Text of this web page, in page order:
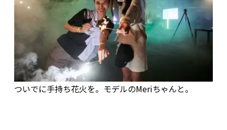
ついでに手持ち花火を。モデルのMeriちゃんと。